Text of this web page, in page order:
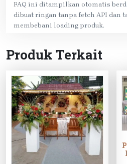
FAQ ini ditampilkan otomatis
dibuat ringan tanpa fetch API dan
membebani loading produk.
Produk Terkait